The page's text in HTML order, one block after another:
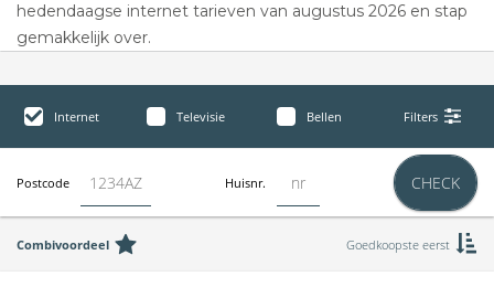
hedendaagse internet tarieven van augustus 2026 en stap
gemakkelijk over.
Internet Televisie Bellen Filters
Postcode Huisnr. CHECK
Combivoordeel Goedkoopste eerst